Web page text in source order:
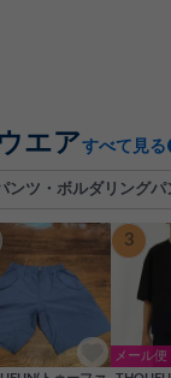
エアすべて見る
ンツ・ボルダリングパ
3
メール便